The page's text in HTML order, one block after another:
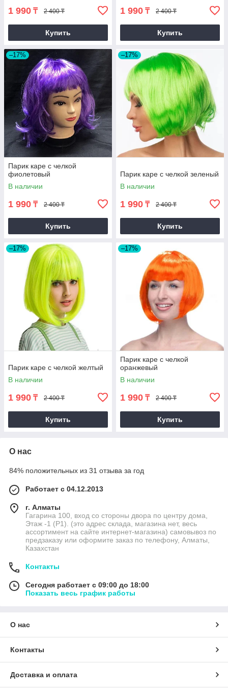
1 990 ₸ 2 400 ₸
Купить
1 990 ₸ 2 400 ₸
Купить
–17%
Парик каре с челкой
фиолетовый
В наличии
1 990 ₸ 2 400 ₸
Купить
–17%
Парик каре с челкой зеленый
В наличии
1 990 ₸ 2 400 ₸
Купить
–17%
Парик каре с челкой желтый
В наличии
1 990 ₸ 2 400 ₸
Купить
–17%
Парик каре с челкой
оранжевый
В наличии
1 990 ₸ 2 400 ₸
Купить
О нас
84% положительных из 31 отзыва за год
Работает с 04.12.2013
г. Алматы
Гагарина 100, вход со стороны двора по центру дома,
Этаж -1 (P1). (это адрес склада, магазина нет, весь
ассортимент на сайте интернет-магазина) самовывоз по
предзаказу или оформите заказ по телефону, Алматы,
Казахстан
Контакты
Сегодня работает с 09:00 до 18:00
Показать весь график работы
О нас
Контакты
Доставка и оплата